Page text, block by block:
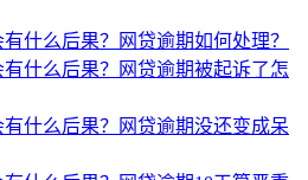
什么后果？网贷逾期如何处理？
什么后果？网贷逾期被起诉了怎
什么后果？网贷逾期没还变成呆